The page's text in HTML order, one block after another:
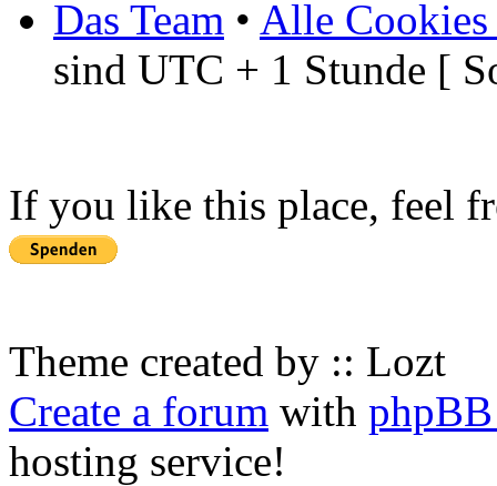
Das Team • Alle Cookies
sind UTC + 1 Stunde [
If you like this place, feel
Theme created by :: Lozt
Create a forum with
hosting service!